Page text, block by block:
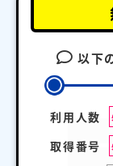
以下
利用人数
取得番号